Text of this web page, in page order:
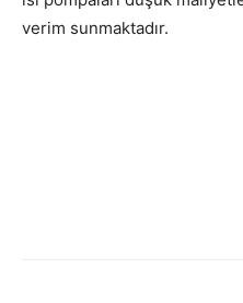
verim sunmaktadır.